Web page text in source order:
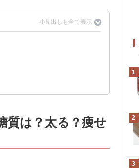
質は？太る？痩せ
1
2
3